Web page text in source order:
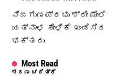
ನಿಜಗುಣಪ್ರಭು ಶ್ರೀ ಮೇಲೆ
ಯತ್ನಾಳ ಹೇಳಿಕೆ ಖಂಡಿಸಿದ
ಭಕ್ತರು
Most Read
ಶರಣ ಚರಿತ್ರೆ